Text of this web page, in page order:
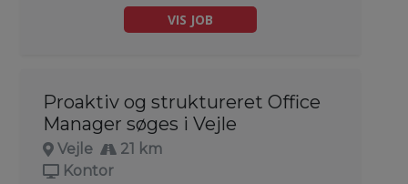
VIS JOB
Proaktiv og struktureret Office
Manager søges i Vejle
Vejle
21 km
Kontor